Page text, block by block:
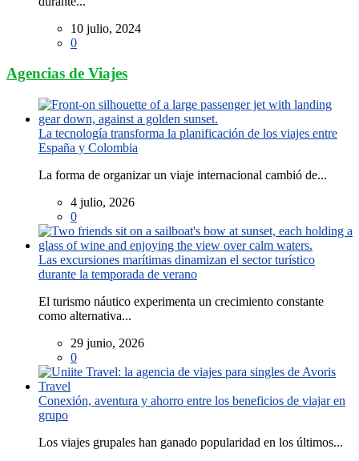
10 julio, 2024
0
Agencias de Viajes
La tecnología transforma la planificación de los viajes entre
España y Colombia
La forma de organizar un viaje internacional cambió de...
4 julio, 2026
0
Las excursiones marítimas dinamizan el sector turístico
durante la temporada de verano
El turismo náutico experimenta un crecimiento constante
como alternativa...
29 junio, 2026
0
Conexión, aventura y ahorro entre los beneficios de viajar en
grupo
Los viajes grupales han ganado popularidad en los últimos...